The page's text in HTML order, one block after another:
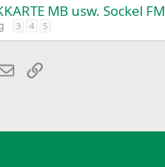
MB usw. Sockel
3 4 5
E-MailLink